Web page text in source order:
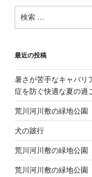
e
b
o
k
索:
最近の投稿
暑さが苦手なキャバリ
症を防ぐ快適な夏の過
荒川河川敷の緑地公
犬の跛行
荒川河川敷の緑地公
荒川河川敷の緑地公